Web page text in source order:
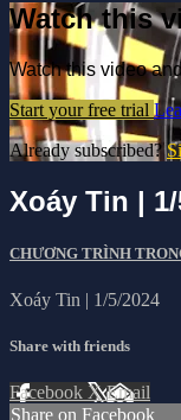
Watch this
Watch this video
Start your free trial
Already subscribed?
Xoáy Tin |
CHƯƠNG TRÌNH
Xoáy Tin | 1/5/2024
Share with friends
Facebook XEmail
Share on Facebook